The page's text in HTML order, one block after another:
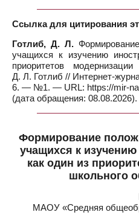
Ссылка для цитирования
Готлиб, Д. Л.
учащихся к изучению
приоритетов
Д. Л. Готлиб // Интернет-
6. — №1. — URL: https://mir-
(дата обращения: 08.08.2026).
Формирование
учащихся к
как один из
школьного
МАОУ «Средняя